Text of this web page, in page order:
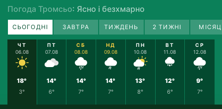
Погода Тромсьо: Ясно і безхмарно
СЬОГОДНІ ЗАВТРА ТИЖДЕНЬ 2 ТИЖНІ
ЧТ
06.08
18°
3°
ПТ
07.08
14°
6°
СБ
08.08
14°
7°
НД
09.08
14°
7°
ПН
10.08
13°
8°
ВТ
11.08
12°
6°
СР
12.08
9°
7°